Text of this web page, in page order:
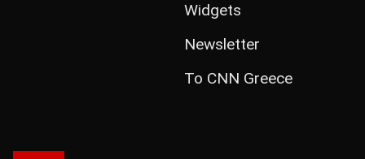
Widgets
Newsletter
Το CNN Greece